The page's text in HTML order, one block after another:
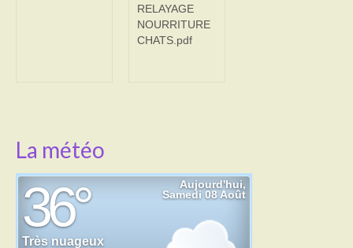
RELAYAGE
NOURRITURE
CHATS.pdf
La météo